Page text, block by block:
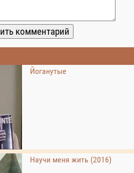
Йоганутые
Научи меня жить (2016)